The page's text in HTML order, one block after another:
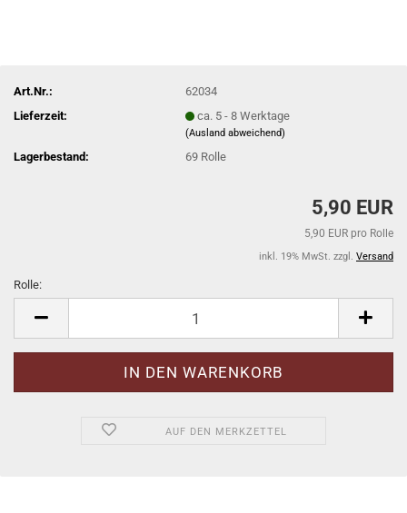
Art.Nr.:
62034
Lieferzeit:
ca. 5 - 8 Werktage
(Ausland abweichend)
Lagerbestand: 69 Rolle
5,90 EUR
5,90 EUR pro Rolle
inkl. 19% MwSt. zzgl. Versand
Rolle:
AUF DEN MERKZETTEL